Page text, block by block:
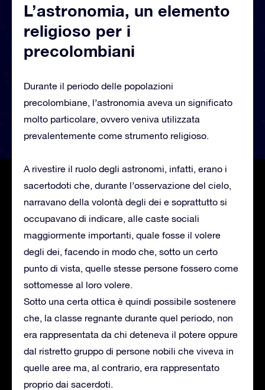
L’astronomia, un elemento
religioso per i
precolombiani
Durante il periodo delle popolazioni
precolombiane, l’astronomia aveva un significato
molto particolare, ovvero veniva utilizzata
prevalentemente come strumento religioso.
A rivestire il ruolo degli astronomi, infatti, erano i
sacertodoti che, durante l’osservazione del cielo,
narravano della volontà degli dei e soprattutto si
occupavano di indicare, alle caste sociali
maggiormente importanti, quale fosse il volere
degli dei, facendo in modo che, sotto un certo
punto di vista, quelle stesse persone fossero come
sottomesse al loro volere.
Sotto una certa ottica è quindi possibile sostenere
che, la classe regnante durante quel periodo, non
era rappresentata da chi deteneva il potere oppure
dal ristretto gruppo di persone nobili che viveva in
quelle aree ma, al contrario, era rappresentato
proprio dai sacerdoti.